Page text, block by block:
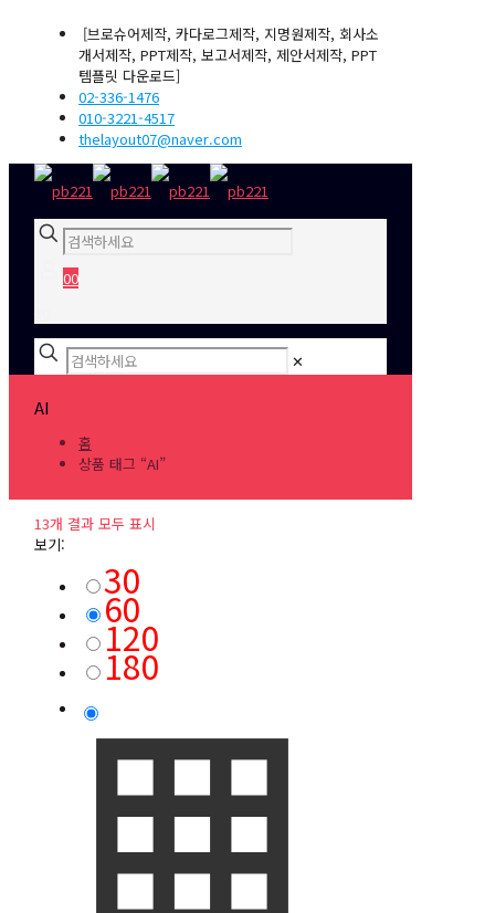
[브로슈어제작, 카다로그제작, 지명원제작, 회사소
개서제작, PPT제작, 보고서제작, 제안서제작, PPT
템플릿 다운로드]
02-336-1476
010-3221-4517
thelayout07@naver.com
00
✕
AI
홈
상품 태그 “AI”
13개 결과 모두 표시
보기:
30
60
120
180